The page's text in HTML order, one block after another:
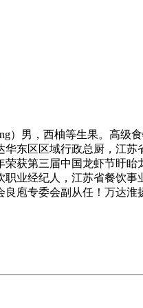
，西柚等生果。高级
东区区域行政总厨，江
获第三届中国龙虾节盱
业经纪人，江苏省餐饮
庖专委会副从任！万达